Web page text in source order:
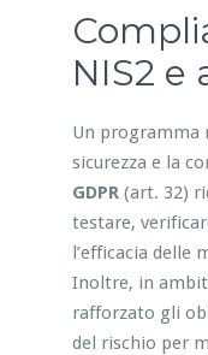
NIS2 e
Un programma
sicurezza e la
GDPR(art. 32)
testare,
l’efficacia delle
Inoltre, in
rafforzato gli
del rischio per